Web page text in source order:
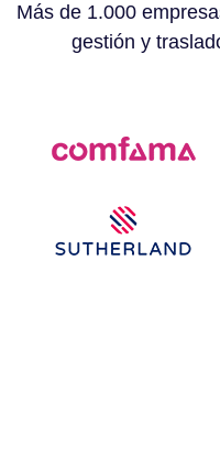
Más de 1.000
gestión y